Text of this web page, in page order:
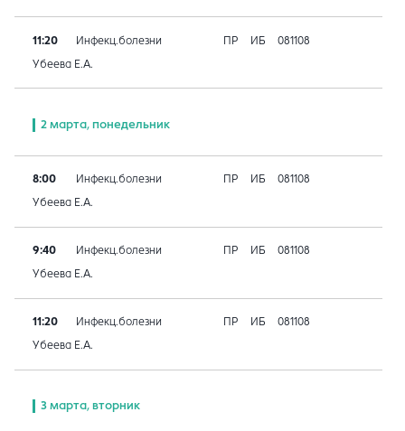
11:20 Инфекц.болезни ПР ИБ 081108
Убеева Е.А.
2 марта, понедельник
8:00 Инфекц.болезни ПР ИБ 081108
Убеева Е.А.
9:40 Инфекц.болезни ПР ИБ 081108
Убеева Е.А.
11:20 Инфекц.болезни ПР ИБ 081108
Убеева Е.А.
3 марта, вторник